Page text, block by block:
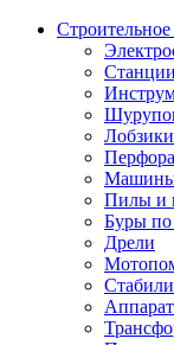
Лобзики
Машины
Пилы и
Буры по
Дрели